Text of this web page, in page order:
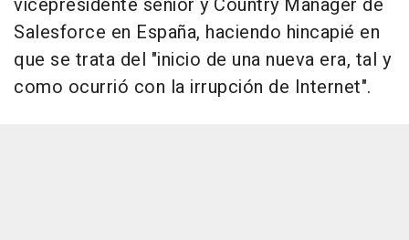
Salesforce en España, haciendo hincapié en
que se trata del "inicio de una nueva era, tal y
como ocurrió con la irrupción de Internet".